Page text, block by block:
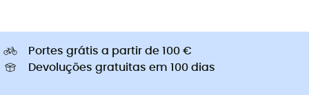
Portes grátis a partir de 100 €
Devoluções gratuitas em 100 dias